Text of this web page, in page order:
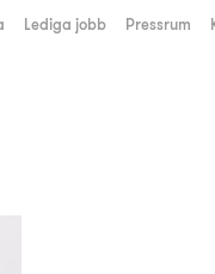
Lediga jobb Pressrum